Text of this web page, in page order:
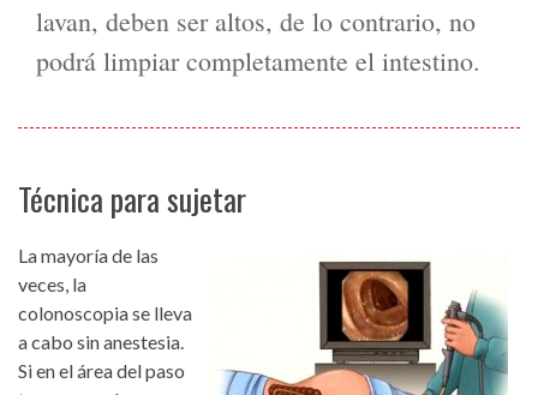
lavan, deben ser altos, de lo contrario, no
podrá limpiar completamente el intestino.
Técnica para sujetar
La mayoría de las
veces, la
colonoscopia se lleva
a cabo sin anestesia.
Si en el área del paso